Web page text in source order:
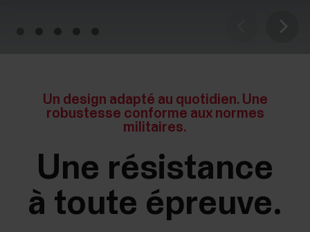
Un design adapté au quotidien. Une
robustesse conforme aux normes
militaires.
Une résistance
à toute épreuve.